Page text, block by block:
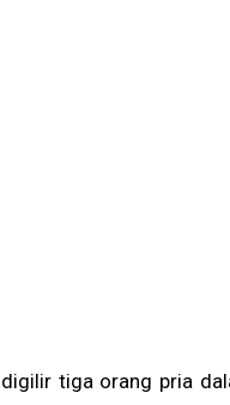
tiga orang pria